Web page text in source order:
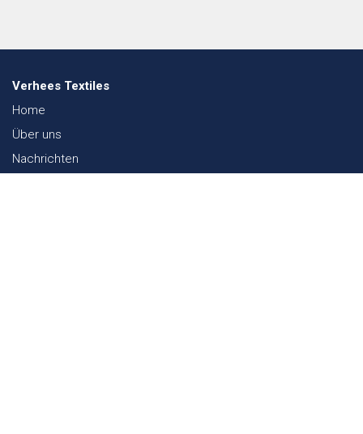
Verhees Textiles
Home
Über uns
Nachrichten